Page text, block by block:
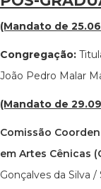
(Mandato de
Congregação:
João Pedro Malar
(Mandato de
Comissão
em Artes Cênicas
Gonçalves da Silva